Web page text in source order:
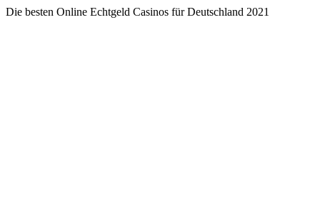
Die besten Online Echtgeld Casinos für Deutschland 2021